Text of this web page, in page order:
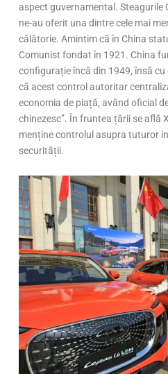
aspect guvernamental. Steagurile
ne-au oferit una dintre cele mai
călătorie. Amintim că în China
Comunist fondat în 1921. China
configurație încă din 1949, însă
că acest control autoritar
economia de piață, având oficial
chinezesc”. În fruntea țării se află
menține controlul asupra tuturor
securității.